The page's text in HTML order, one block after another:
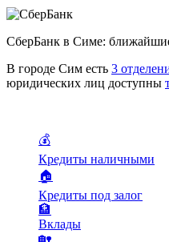
СберБанк в Симе:
В городе Сим есть 3
юридических лиц доступны
💰
Кредиты наличными
🏠
Кредиты под залог
🏦
Вклады
🏡